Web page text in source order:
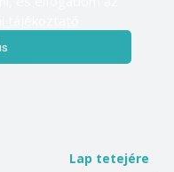
Lap tetejére